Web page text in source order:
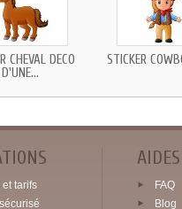
CHEVAL DECO
D'UNE...
STICKER
tarifs
FAQ
Blog